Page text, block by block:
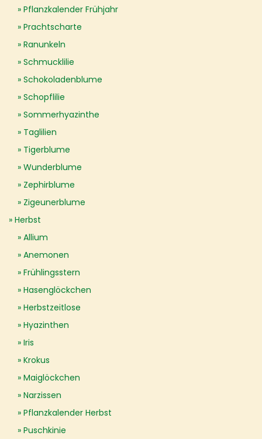
Pflanzkalender Frühjahr
Prachtscharte
Ranunkeln
Schmucklilie
Schokoladenblume
Schopflilie
Sommerhyazinthe
Taglilien
Tigerblume
Wunderblume
Zephirblume
Zigeunerblume
Herbst
Allium
Anemonen
Frühlingsstern
Hasenglöckchen
Herbstzeitlose
Hyazinthen
Iris
Krokus
Maiglöckchen
Narzissen
Pflanzkalender Herbst
Puschkinie